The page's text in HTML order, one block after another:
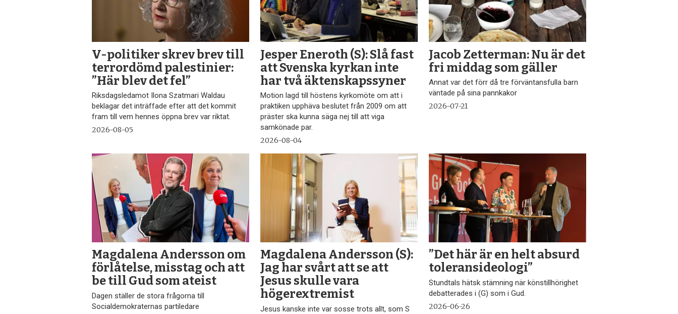
V-politiker skrev brev till
terror­dömd palestinier:
”Här blev det fel”
Riksdagsledamot Ilona Szatmari Waldau
beklagar det inträffade efter att det kommit
fram till vem hennes öppna brev var riktat.
2026-08-05
Jesper Eneroth (S): Slå fast
att Svenska kyrkan inte
har två äktenskapssyner
Motion lagd till höstens kyrkomöte om att i
praktiken upphäva beslutet från 2009 om att
präster ska kunna säga nej till att viga
samkönade par.
2026-08-04
Jacob Zetterman: Nu är det
fri middag som gäller
Annat var det förr då tre förväntansfulla barn
väntade på sina pannkakor
2026-07-21
Magdalena Andersson om
förlåtelse, misstag och att
be till Gud som ateist
Dagen ställer de stora frågorna till
Socialdemokraternas partiledare
Magdalena Andersson (S):
Jag har svårt att se att
Jesus skulle vara
högerextremist
Jesus kanske inte var sosse trots allt, som S
”Det här är en helt absurd
toleransideologi”
Stundtals hätsk stämning när könstillhörighet
debatterades i (G) som i Gud.
2026-06-26